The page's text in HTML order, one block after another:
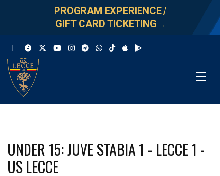
PROGRAM EXPERIENCE/
GIFT CARD TICKETING →
UNDER 15: JUVE STABIA 1 - LECCE 1 -
US LECCE